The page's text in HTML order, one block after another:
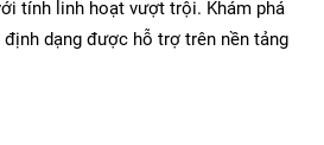
tính linh hoạt vượt trội. Khám phá
dạng được hỗ trợ trên nền tảng